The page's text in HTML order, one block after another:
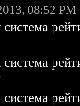
08:52 PM